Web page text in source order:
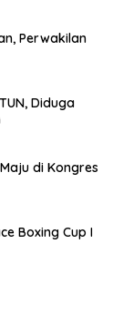
Perwakilan
Diduga
di Kongres
Boxing Cup I